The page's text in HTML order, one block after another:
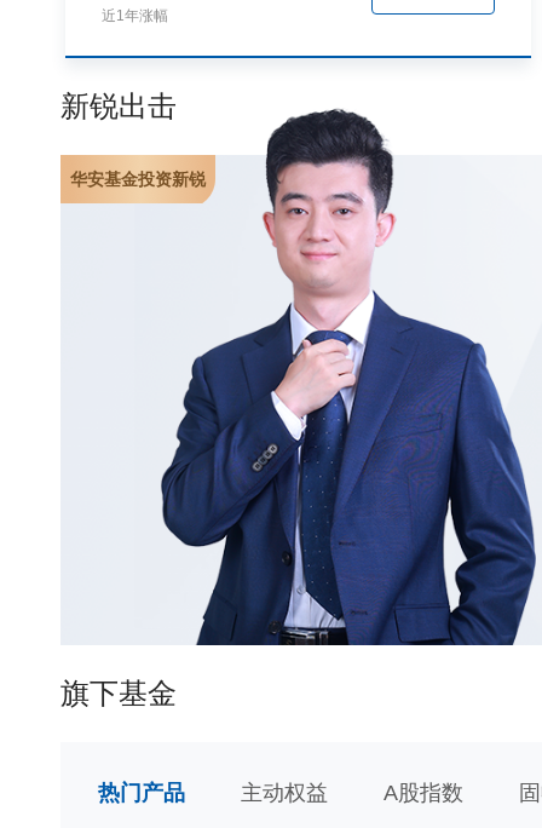
关于防范不法分子冒用华安基金名义进行违法
近1年涨幅
新锐出击
华安基金投资新锐
旗下基金
热门产品 主动权益 A股指数